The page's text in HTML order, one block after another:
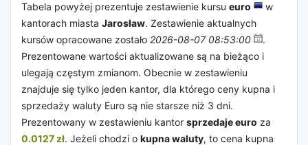
Tabela powyżej prezentuje zestawienie kursu euro
w
kantorach miasta Jarosław. Zestawienie aktualnych
kursów opracowane zostało 2026-08-07 08:53:00
.
Prezentowane wartości aktualizowane są na bieżąco i
ulegają częstym zmianom. Obecnie w zestawieniu
znajduje się tylko jeden kantor, dla którego ceny kupna i
sprzedaży waluty Euro są nie starsze niż 3 dni.
Prezentowany w zestawieniu kantor sprzedaje euro za
0.0127 zł. Jeżeli chodzi o kupna waluty, to cena kupna